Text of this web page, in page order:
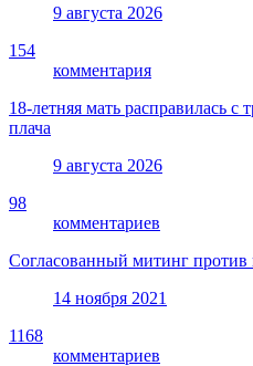
9 августа 2026
154
комментария
18-летняя мать расправилась
плача
9 августа 2026
98
комментариев
Согласованный митинг против
14 ноября 2021
1168
комментариев